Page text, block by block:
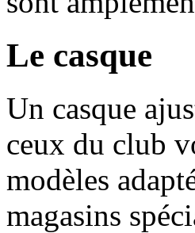
Le casque
Un casque
ceux du club
modèles
magasins